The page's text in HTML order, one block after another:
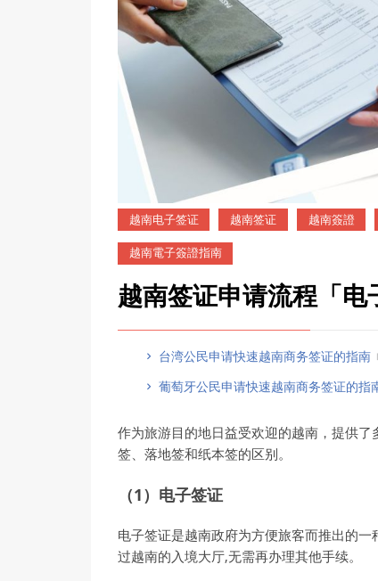
越南电子签证 越南签证 越南簽證
越南電子簽證指南
越南签证申请流程「电
台湾公民申请快速越南商务签证的指南
葡萄牙公民申请快速越南商务签证的指
作为旅游目的地日益受欢迎的越南，提供
签、落地签和纸本签的区别。
（1）电子签证
电子签证是越南政府为方便旅客而推出的
过越南的入境大厅,无需再办理其他手续。